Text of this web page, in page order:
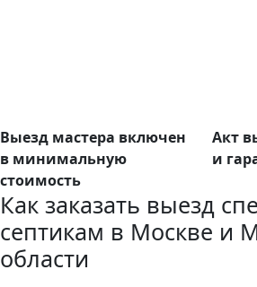
Выезд мастера включен
в минимальную
стоимость
Акт
и
Как заказать выезд
септикам в Москве и
области